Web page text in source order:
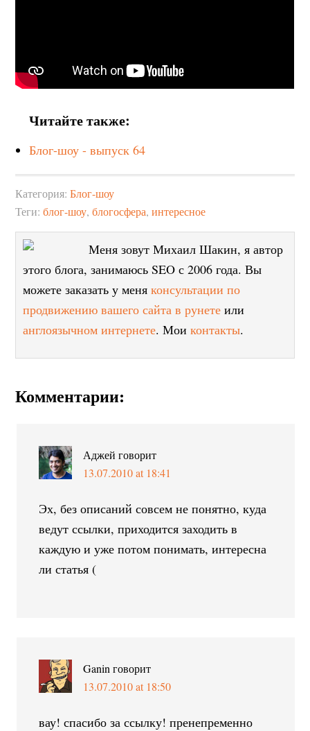
Читайте также:
Блог-шоу - выпуск 64
Категория:Блог-шоу
Теги:блог-шоу,блогосфера,интересное
Меня зовут Михаил Шакин, я автор
этого блога, занимаюсь SEO с 2006 года. Вы
можете заказать у меняконсультации по
продвижению вашего сайта в рунете или
англоязычном интернете. Моиконтакты.
Комментарии:
Аджей говорит
13.07.2010 at 18:41
Эх, без описаний совсем не понятно, куда
ведут ссылки, приходится заходить в
каждую и уже потом понимать, интересна
ли статья (
Ganin говорит
13.07.2010 at 18:50
вау! спасибо за ссылку! пренепременно